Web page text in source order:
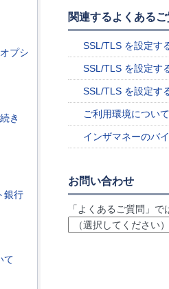
プシ
き
銀行
て
関連するよくあるご
SSL/TLS を設定す
SSL/TLS を設定す
SSL/TLS を設定す
ご利用環境について
インザマネーのバ
お問い合わせ
「よくあるご質問」